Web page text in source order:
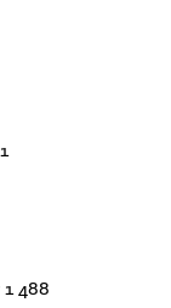
1 488